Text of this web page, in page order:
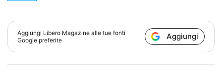
Aggiungi Libero Magazine alle tue fonti
Google preferite
Aggiungi